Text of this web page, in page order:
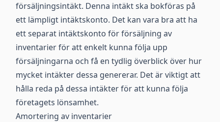
försäljningsintäkt. Denna intäkt ska bokföras på
ett lämpligt intäktskonto. Det kan vara bra att ha
ett separat intäktskonto för försäljning av
inventarier för att enkelt kunna följa upp
försäljningarna och få en tydlig överblick över hur
mycket intäkter dessa genererar. Det är viktigt att
hålla reda på dessa intäkter för att kunna följa
företagets lönsamhet.
Amortering av inventarier